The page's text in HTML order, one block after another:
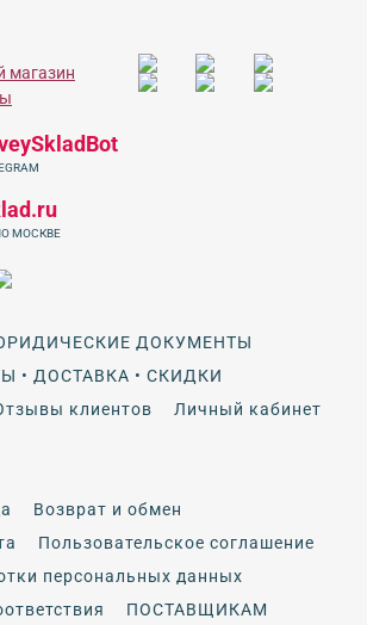
ДОКУМЕНТЫ
• ДОСТАВКА • СКИДКИ
клиентов
Личный кабинет
Возврат и обмен
Пользовательское соглашение
персональных данных
ПОСТАВЩИКАМ
МОСКВЕ